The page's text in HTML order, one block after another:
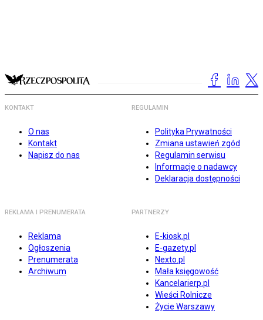
KONTAKT
O nas
Kontakt
Napisz do nas
REGULAMIN
Polityka Prywatności
Zmiana ustawień zgód
Regulamin serwisu
Informacje o nadawcy
Deklaracja dostępności
REKLAMA I PRENUMERATA
Reklama
Ogłoszenia
Prenumerata
Archiwum
PARTNERZY
E-kiosk.pl
E-gazety.pl
Nexto.pl
Mała księgowość
Kancelarierp.pl
Wieści Rolnicze
Życie Warszawy